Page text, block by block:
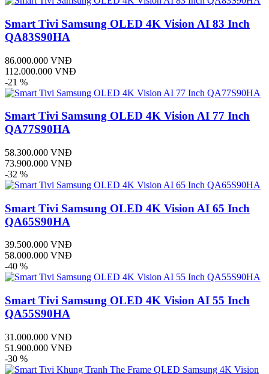
Smart Tivi Samsung OLED 4K Vision AI 83 Inch
QA83S90HA
86.000.000 VNĐ
112.000.000 VNĐ
-21 %
Smart Tivi Samsung OLED 4K Vision AI 77 Inch
QA77S90HA
58.300.000 VNĐ
73.900.000 VNĐ
-32 %
Smart Tivi Samsung OLED 4K Vision AI 65 Inch
QA65S90HA
39.500.000 VNĐ
58.000.000 VNĐ
-40 %
Smart Tivi Samsung OLED 4K Vision AI 55 Inch
QA55S90HA
31.000.000 VNĐ
51.900.000 VNĐ
-30 %